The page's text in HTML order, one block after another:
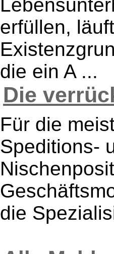
erfüllen,
die ein A ...
Die
Für die
Speditions-
die